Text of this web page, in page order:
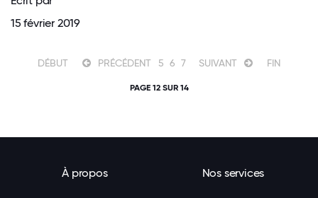
15 février 2019
DÉBUT PRÉCÉDENT 5 6 7 SUIVANT FIN
PAGE 12 SUR 14
À propos Nos services